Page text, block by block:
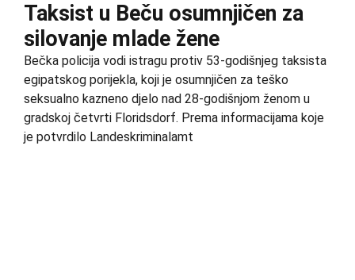
Taksist u Beču osumnjičen za
silovanje mlade žene
Bečka policija vodi istragu protiv 53-godišnjeg taksista
egipatskog porijekla, koji je osumnjičen za teško
seksualno kazneno djelo nad 28-godišnjom ženom u
gradskoj četvrti Floridsdorf. Prema informacijama koje
je potvrdilo Landeskriminalamt